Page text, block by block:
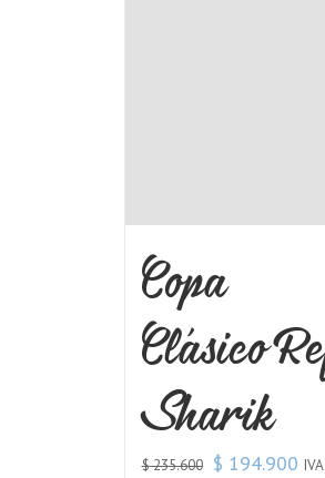
Copa
Clásico
Sharik
$235.600 $ 194.900 IVA